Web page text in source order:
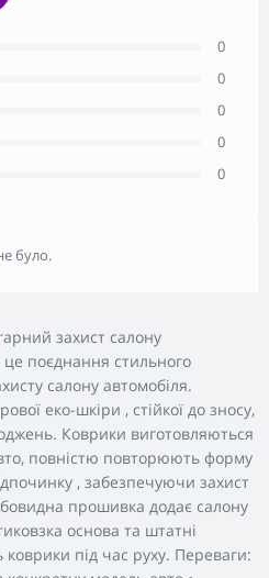
захист салону
поєднання стильного
салону автомобіля.
еко-шкіри , стійкої до зносу,
Коврики виготовляються
повністю повторюють форму
, забезпечуючи захист
прошивка додає салону
основа та штатні
коврики під час руху. Переваги:
0
0
0
0
0
було.